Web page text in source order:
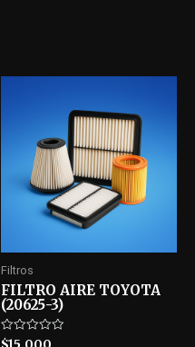
Filtros
FILTRO AIRE TOYOTA
(20625-3)
Rated